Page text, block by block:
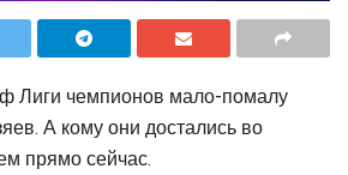
Лиги чемпионов мало-помалу
А кому они достались во
прямо сейчас.